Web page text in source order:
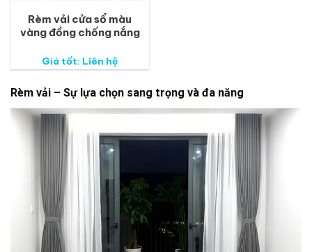
Rèm vải cửa sổ màu
vàng đồng chống nắng
Giá tốt: Liên hệ
Rèm vải – Sự lựa chọn sang trọng và đa năng